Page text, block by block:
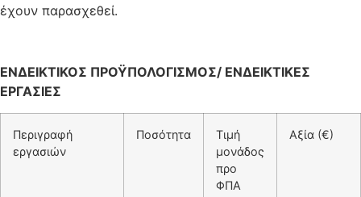
έχουν παρασχεθεί.
ΕΝΔΕΙΚΤΙΚΟΣ ΠΡΟΫΠΟΛΟΓΙΣΜΟΣ/ ΕΝΔΕΙΚΤΙΚΕΣ
ΕΡΓΑΣΙΕΣ
Περιγραφή
εργασιών
Ποσότητα
Τιμή
μονάδος
προ
ΦΠΑ
Αξία (€)